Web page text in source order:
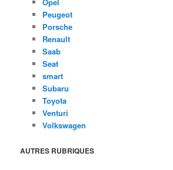
Peugeot
Porsche
Renault
Saab
Seat
smart
Subaru
Toyota
Venturi
Volkswagen
AUTRES RUBRIQUES